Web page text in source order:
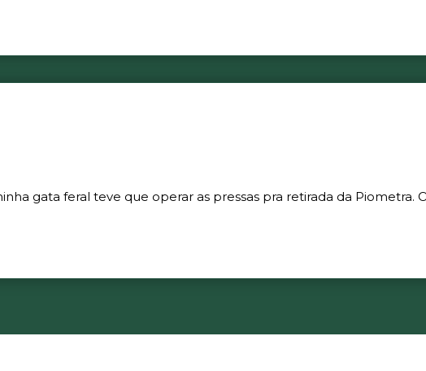
gata feral teve que operar as pressas pra retirada da Piometra.